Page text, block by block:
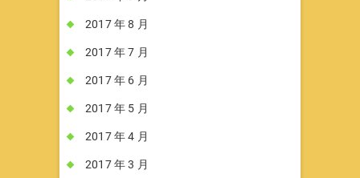
2017 年 8 月
2017 年 7 月
2017 年 6 月
2017 年 5 月
2017 年 4 月
2017 年 3 月